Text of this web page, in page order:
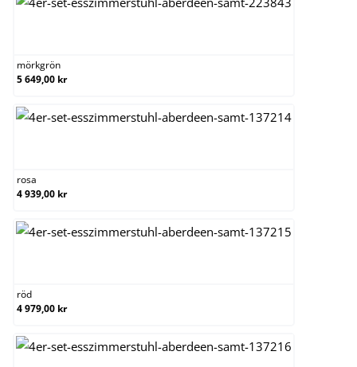
mörkgrön
5 649,00 kr
rosa
4 939,00 kr
röd
4 979,00 kr